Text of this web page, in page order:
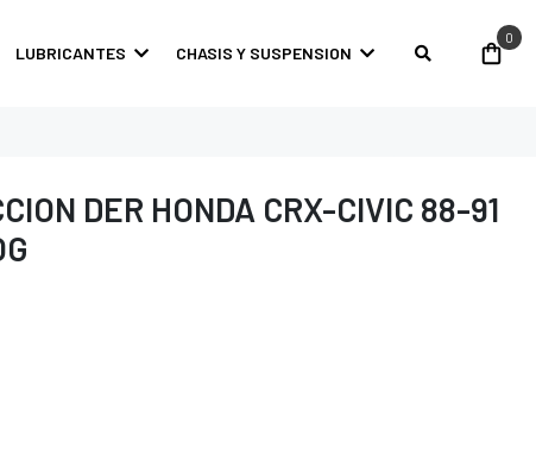
LUBRICANTES CHASIS Y SUSPENSION
0
DER HONDA CRX-CIVIC 88-91